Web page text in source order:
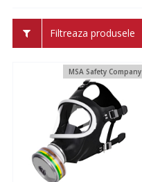
Filtreaza produsele
MSA Safety Company